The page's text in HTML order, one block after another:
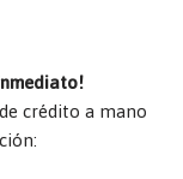
crédito a mano